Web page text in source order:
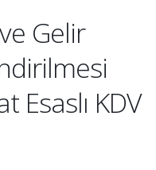
Gelir
Esaslı KDV